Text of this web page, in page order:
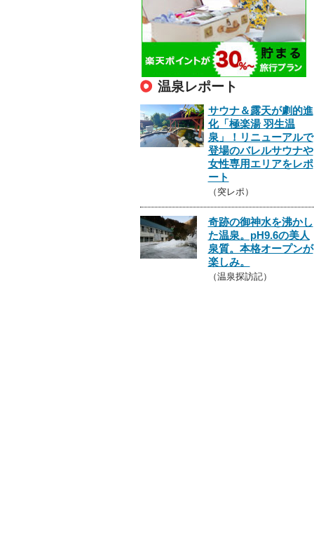
温泉レポート
サウナ＆露天が劇的進
化「極楽湯 羽生温
泉」！リニューアルで
登場のバレルサウナや
女性専用エリアをレポ
ート
（突レポ）
奇跡の御神水を沸かし
た温泉。pH9.6の美人
泉質。本格オープンが
楽しみ。
（温泉探訪記）